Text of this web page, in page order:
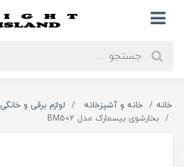
خانه خانه و آشپزخانه لوازم برقی و خانگی
بخارشوی بیسمارک مدل BM502